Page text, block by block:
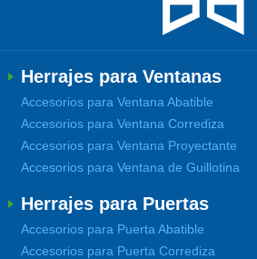
Herrajes para Ventanas
Accesorios para Ventana Abatible
Accesorios para Ventana Corrediza
Accesorios para Ventana Proyectante
Accesorios para Ventana de Guillotina
Herrajes para Puertas
Accesorios para Puerta Abatible
Accesorios para Puerta Corrediza